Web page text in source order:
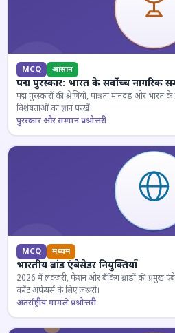
MCQ आसान
पद्म पुरस्कार: भारत के सर्वोच्च नागरिक
पद्म पुरस्कारों की श्रेणियों, पात्रता मानदंड और भारत
विशेषताओं का ज्ञान परखें।
पुरस्कार और सम्मान प्रश्नोत्तरी
MCQ मध्यम
भारतीय ब्रांड एंबेसेडर नियुक्तियाँ
2026 में लक्जरी, फैशन और बैंकिंग ब्रांडों की प्रमुख
करेंट अफेयर्स के लिए जरूरी।
अंतर्राष्ट्रीय मामले प्रश्नोत्तरी